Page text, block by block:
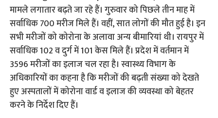
मामले लगातार बढ़ते जा रहे हैं। गुरुवार को पिछले तीन माह में
सर्वाधिक 700 मरीज मिले हैं। वहीं, सात लोगों की मौत हुई है। इन
सभी मरीजों को कोरोना के अलावा अन्य बीमारियां थी। रायपुर में
सर्वाधिक 102 व दुर्ग में 101 केस मिले हैं। प्रदेश में वर्तमान में
3596 मरीजों का इलाज चल रहा है। स्वास्थ्य विभाग के
अधिकारियों का कहना है कि मरीजों की बढ़ती संख्या को देखते
हुए अस्पतालों में कोरोना वार्ड व इलाज की व्यवस्था को बेहतर
करने के निर्देश दिए हैं।